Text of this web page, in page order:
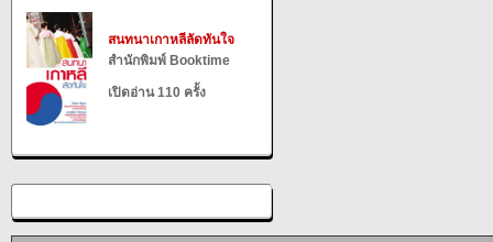
สนทนาเกาหลีลัดทันใจ
สำนักพิมพ์ Booktime
เปิดอ่าน 110 ครั้ง